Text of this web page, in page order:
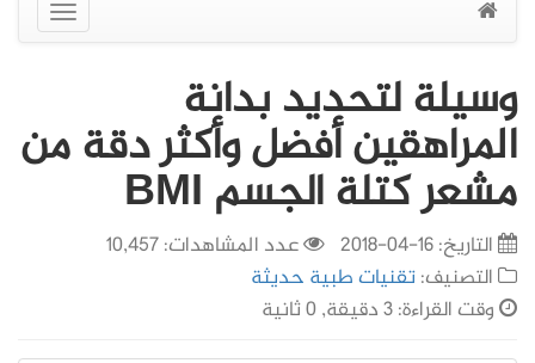
عرض
القائمة
وسيلة لتحديد بدانة
المراهقين أفضل وأكثر دقة من
مشعر كتلة الجسم BMI
التاريخ:16-04-2018
عدد المشاهدات: 10,457
التصنيف:تقنيات طبية حديثة
وقت القراءة: 3 دقيقة, 0 ثانية